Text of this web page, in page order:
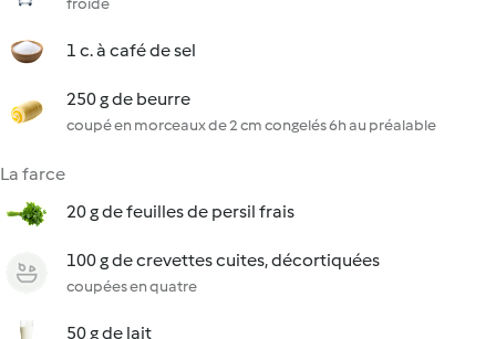
froide
1 c. à café de sel
250 g de beurre
coupé en morceaux de 2 cm congelés 6h au préalable
La farce
20 g de feuilles de persil frais
100 g de crevettes cuites, décortiquées
coupées en quatre
50 g de lait